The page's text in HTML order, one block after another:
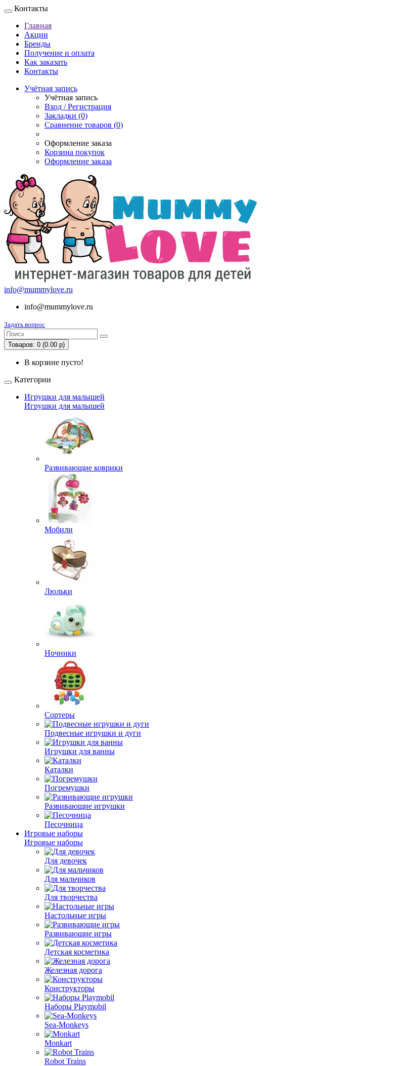
Контакты
Главная
Акции
Бренды
Получение и оплата
Как заказать
Контакты
Учётная запись
Учётная запись
Вход / Регистрация
Закладки (0)
Сравнение товаров (0)
Оформление заказа
Корзина покупок
Оформление заказа
info@mummylove.ru
info@mummylove.ru
Задать вопрос
Товаров: 0 (0.00 р)
В корзине пусто!
Категории
Игрушки для малышей
Игрушки для малышей
Развивающие коврики
Мобили
Люльки
Ночники
Сортеры
Подвесные игрушки и дуги
Игрушки для ванны
Каталки
Погремушки
Развивающие игрушки
Песочница
Игровые наборы
Игровые наборы
Для девочек
Для мальчиков
Для творчества
Настольные игры
Развивающие игры
Детская косметика
Железная дорога
Конструкторы
Наборы Playmobil
Sea-Monkeys
Monkart
Robot Trains